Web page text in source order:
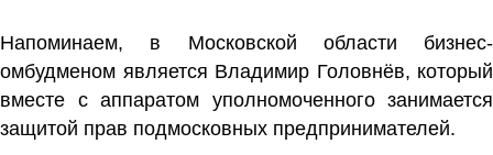
Напоминаем, в Московской области бизнес-
омбудменом является Владимир Головнёв, который
вместе с аппаратом уполномоченного занимается
защитой прав подмосковных предпринимателей.